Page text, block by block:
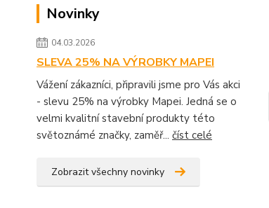
Novinky
04.03.2026
SLEVA 25% NA VÝROBKY MAPEI
Vážení zákazníci, připravili jsme pro Vás akci
- slevu 25% na výrobky Mapei. Jedná se o
velmi kvalitní stavební produkty této
světoznámé značky, zaměř... číst celé
Zobrazit všechny novinky